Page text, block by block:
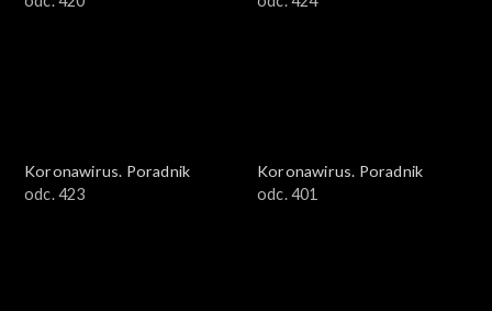
Koronawirus. Poradnik
odc. 423
Koronawirus. Poradnik
odc. 401